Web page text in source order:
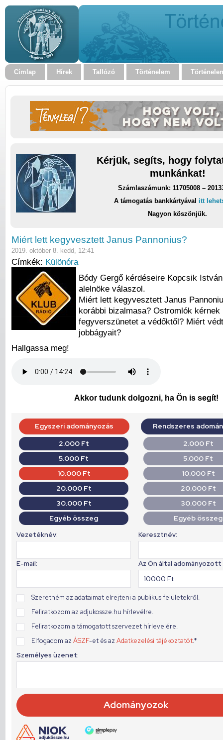
Címlap Hírek Tallózó Történelem
Kérjük, segíts, hogy
munkánkat!
Számlaszámunk: 11705008 –
A támogatás bankkártyával itt
Nagyon köszönjük.
Miért lett kegyvesztett Janus Pannonius?
2019. október 8. kedd, 12:41
Címkék: Különóra
Bódy Gergő kérdéseire Kopcsik
alelnöke válaszol.
Miért lett kegyvesztett Janus
korábbi bizalmasa? Ostromlók kérnek
fegyverszünetet a védőktől? Miért
jobbágyait?
Hallgassa meg!
Akkor tudunk dolgozni, ha Ön is segít!